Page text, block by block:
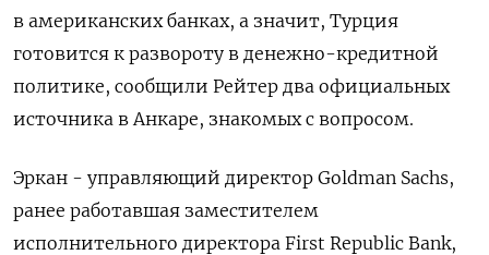
в американских банках, а значит, Турция
готовится к развороту в денежно-кредитной
политике, сообщили Рейтер два официальных
источника в Анкаре, знакомых с вопросом.
Эркан - управляющий директор Goldman Sachs,
ранее работавшая заместителем
исполнительного директора First Republic Bank,